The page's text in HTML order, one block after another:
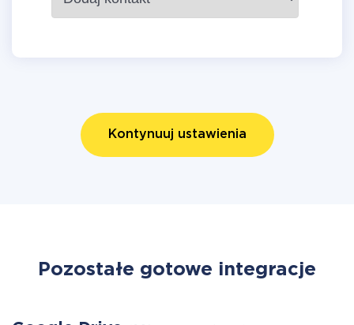
Kontynuuj ustawienia
Pozostałe gotowe integracje